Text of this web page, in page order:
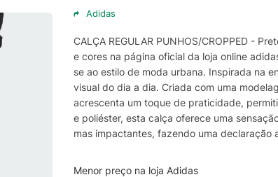
Adidas
CALÇA REGULAR PUNHOS/CROPPED -
e cores na página oficial da loja online
se ao estilo de moda urbana. Inspirada na
visual do dia a dia. Criada com uma
acrescenta um toque de praticidade,
e poliéster, esta calça oferece uma
mas impactantes, fazendo uma
futebol, ou apenas saindo com os
e eleve seu jogo de moda urbana com esta
Menor preço na loja Adidas